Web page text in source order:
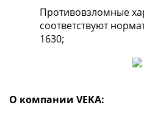
Противовзломные
соответствуют
1630;
О компании VEKA: